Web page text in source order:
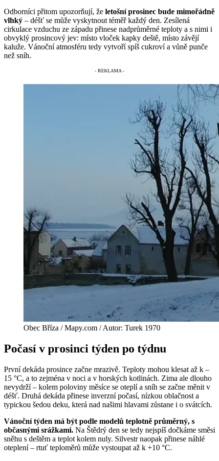
Odborníci přitom upozorňují, že letošní prosinec bude mimořádně
vlhký – déšť se může vyskytnout téměř každý den. Zesílená
cirkulace vzduchu ze západu přinese nadprůměrné teploty a s nimi i
obvyklý prosincový jev: místo vloček kapky deště, místo závějí
kaluže. Vánoční atmosféru tedy vytvoří spíš cukroví a vůně punče
než sníh.
Obec Bříza / Mapy.com / Autor: Turek 1970
Počasí v prosinci týden po týdnu
První dekáda prosince začne mrazivě. Teploty mohou klesat až k –
15 °C, a to zejména v noci a v horských kotlinách. Zima ale dlouho
nevydrží – kolem poloviny měsíce se oteplí a sníh se začne měnit v
déšť. Druhá dekáda přinese inverzní počasí, nízkou oblačnost a
typickou šedou deku, která nad našimi hlavami zůstane i o svátcích.
Vánoční týden má být podle modelů teplotně průměrný, s
občasnými srážkami. Na Štědrý den se tedy nejspíš dočkáme směsi
sněhu s deštěm a teplot kolem nuly. Silvestr naopak přinese náhlé
oteplení – rtuť teploměrů může vystoupat až k +10 °C.